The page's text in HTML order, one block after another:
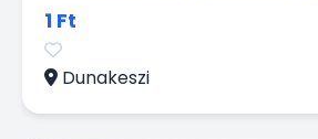
1 Ft
Dunakeszi